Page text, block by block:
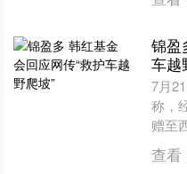
期....
锦盈
车越
7月
称，
赠至
板车
的一
查看